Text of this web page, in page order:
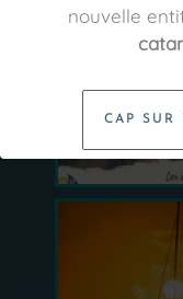
nouvelle
CAP